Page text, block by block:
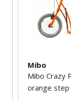
Mibo
Mibo Crazy
orange step